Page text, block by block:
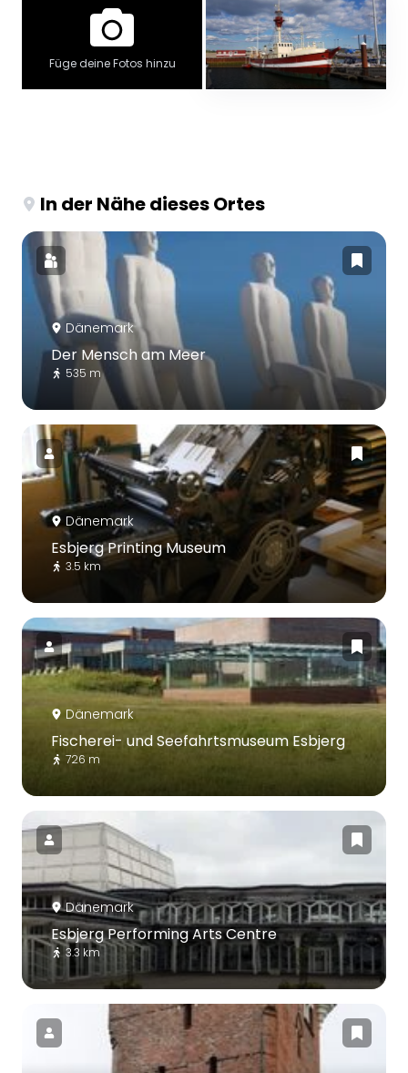
Füge deine Fotos hinzu
In der Nähe dieses Ortes
Dänemark
Der Mensch am Meer
535 m
Dänemark
Esbjerg Printing Museum
3.5 km
Dänemark
Fischerei- und Seefahrtsmuseum Esbjerg
726 m
Dänemark
Esbjerg Performing Arts Centre
3.3 km